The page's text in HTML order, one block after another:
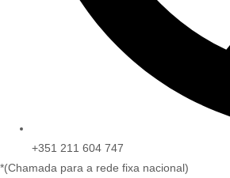
+351 211 604 747
*(Chamada para a rede fixa nacional)